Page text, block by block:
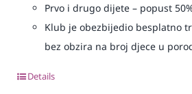
Prvo i drugo dijete – popust
Klub je obezbijedio besplatno
bez obzira na broj djece u
Details